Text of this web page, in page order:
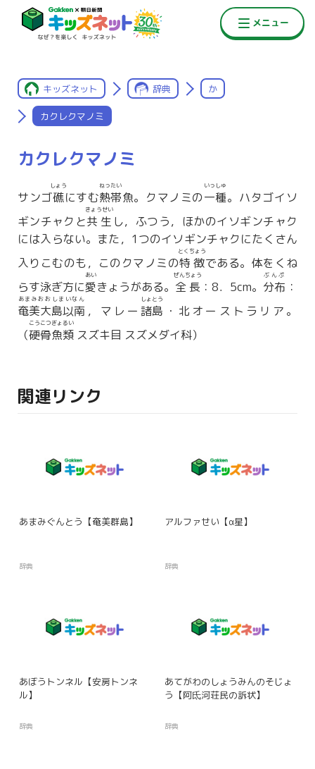
キッズネット 辞典 か
カクレクマノミ
カクレクマノミ
サンゴ礁
しょう
にすむ熱帯
ねったい
魚。クマノミの一種
いっしゅ
。ハタゴイソ
ギンチャクと共生
きょうせい
し，ふつう，ほかのイソギンチャク
には入らない。また，1つのイソギンチャクにたくさん
入りこむのも，このクマノミの特徴
とくちょう
である。体をくね
らす泳ぎ方に愛
あい
きょうがある。 全長
ぜんちょう
：8．5cm。 分布
ぶんぷ
：
奄美大島以南
あまみおおしまいなん
，マレー 諸島
しょとう
・北オーストラリア。
（硬骨魚類
こうこつぎょるい
スズキ目 スズメダイ科）
関連リンク
あまみぐんとう【奄美群島】
辞典
アルファせい【α星】
辞典
あぼうトンネル【安房トンネ
ル】
辞典
あてがわのしょうみんのそじょ
う【阿氐河荘民の訴状】
辞典